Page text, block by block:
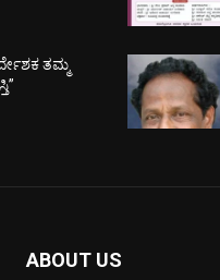
ತಮ್ಮ
ABOUT US